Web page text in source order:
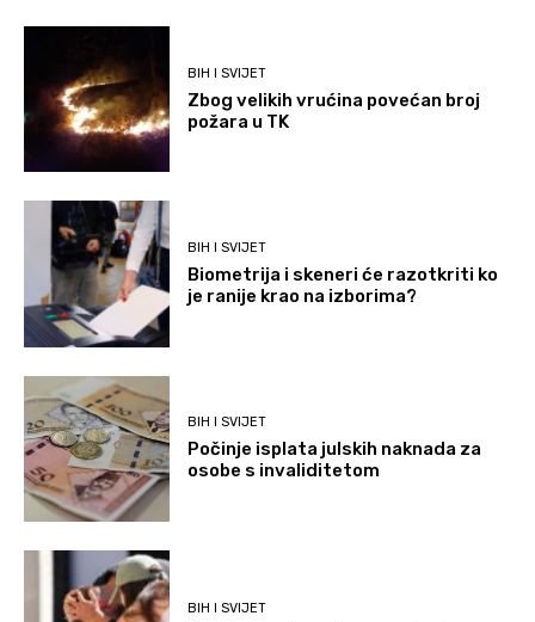
BIH I SVIJET
Zbog velikih vrućina povećan broj
požara u TK
BIH I SVIJET
Biometrija i skeneri će razotkriti ko
je ranije krao na izborima?
BIH I SVIJET
Počinje isplata julskih naknada za
osobe s invaliditetom
BIH I SVIJET